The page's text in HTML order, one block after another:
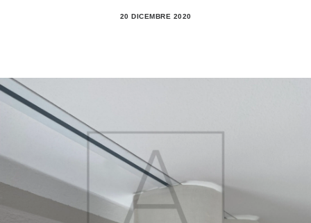
Ricerca
Login / Register
Carrello
20 DICEMBRE 2020